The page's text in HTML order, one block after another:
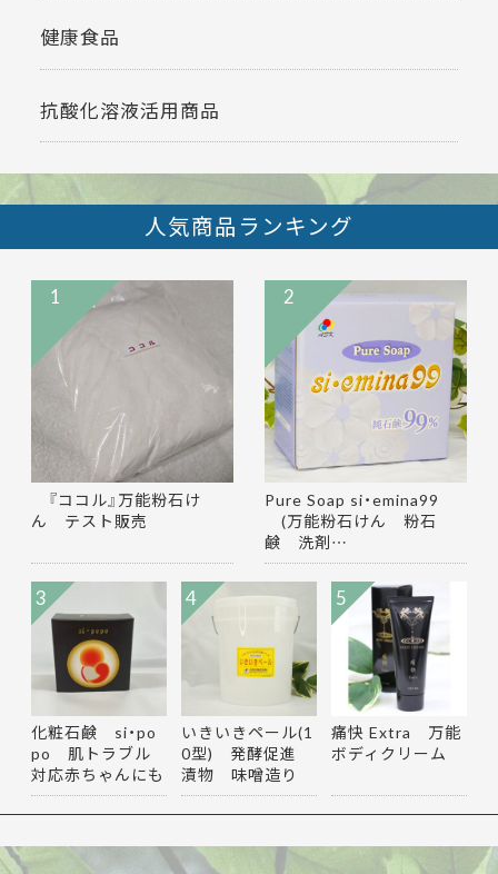
健康食品
抗酸化溶液活用商品
人気商品ランキング
『ココル』万能粉石け
ん テスト販売
1
Pure Soap si・emina99
(万能粉石けん 粉石
鹸 洗剤…
2
化粧石鹸 si・po
po 肌トラブル
対応赤ちゃんにも
使える
3
いきいきペール(1
0型) 発酵促進
漬物 味噌造り
4
痛快 Extra 万能
ボディクリーム
5